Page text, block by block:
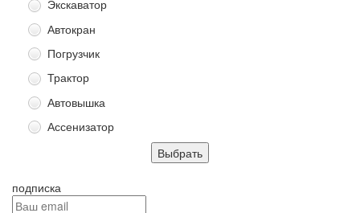
Экскаватор
Автокран
Погрузчик
Трактор
Автовышка
Ассенизатор
подписка